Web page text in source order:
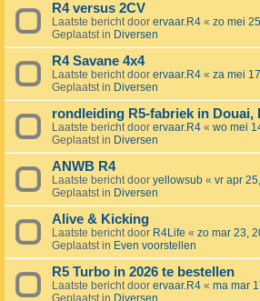
R4 versus 2CV
Laatste bericht door ervaar.R4 « zo mei
Geplaatst in Diversen
R4 Savane 4x4
Laatste bericht door ervaar.R4 « za mei
Geplaatst in Diversen
rondleiding R5-fabriek in Douai,
Laatste bericht door ervaar.R4 « wo mei
Geplaatst in Diversen
ANWB R4
Laatste bericht door yellowsub « vr apr
Geplaatst in Diversen
Alive & Kicking
Laatste bericht door R4Life « zo mar 23,
Geplaatst in Even voorstellen
R5 Turbo in 2026 te bestellen
Laatste bericht door ervaar.R4 « ma mar